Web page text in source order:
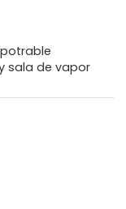
sala de vapor